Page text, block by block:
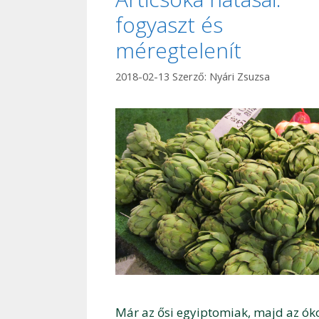
fogyaszt és
méregtelenít
2018-02-13 Szerző: Nyári Zsuzsa
Már az ősi egyiptomiak, majd az